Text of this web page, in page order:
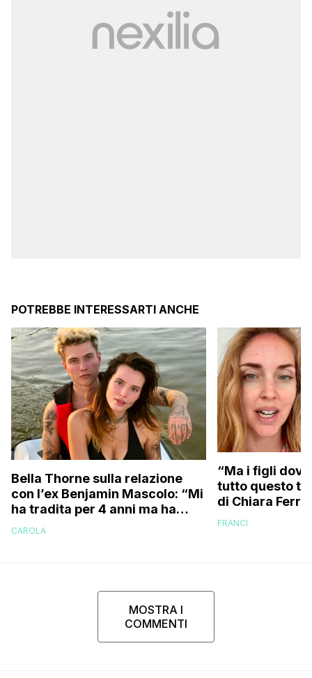
POTREBBE INTERESSARTI ANCHE
Bella Thorne sulla relazione
con l’ex Benjamin Mascolo: “Mi
ha tradita per 4 anni ma ha
sostenuto che non contava
CAROLA
“Ma i figli
tutto questo
di Chiara
risponde
FRANCI
MOSTRA I
COMMENTI